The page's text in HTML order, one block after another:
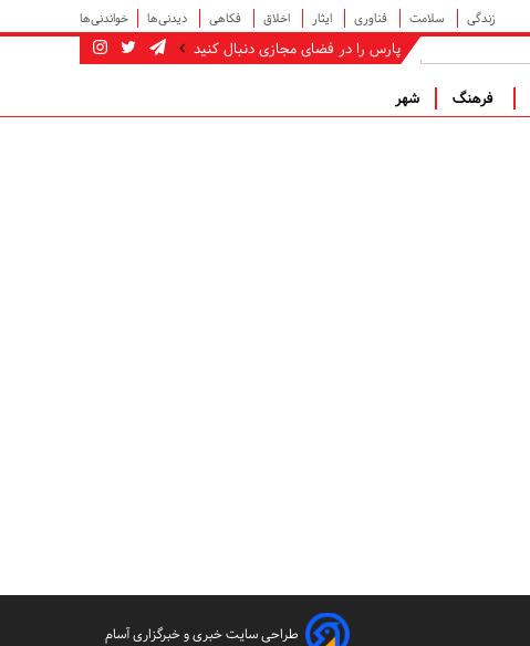
زندگی سلامت فناوری ایثار اخلاق فکاهی دیدنی‌ها خواندنی‌ها
پارس را در فضای مجازی دنبال کنید
فرهنگ شهر
طراحی سایت خبری و خبرگزاری آسام